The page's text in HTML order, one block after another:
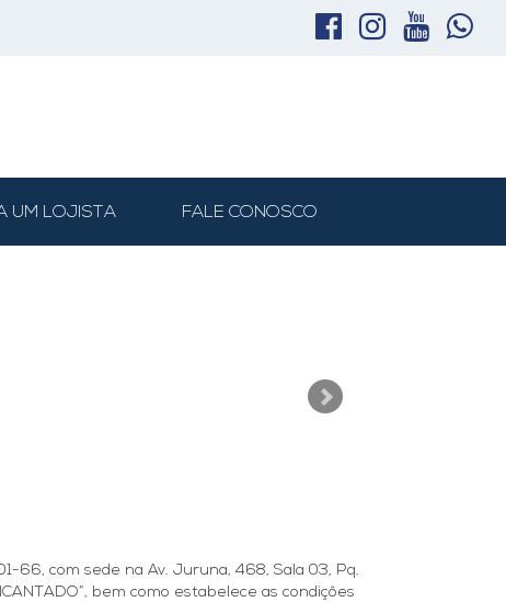
UM LOJISTA FALE CONOSCO
66, com sede na Av. Juruna, 468, Sala 03, Pq.
bem como estabelece as condições